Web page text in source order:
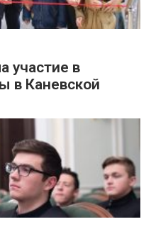
участие в
в Каневской